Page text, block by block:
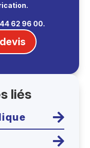
62 96 00.
liés

